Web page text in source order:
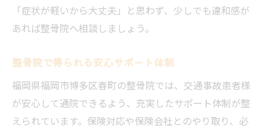
「症状が軽いから大丈夫」と思わず、少しでも違和感が
あれば整骨院へ相談しましょう。
整骨院で得られる安心サポート体制
福岡県福岡市博多区春町の整骨院では、交通事故患者様
が安心して通院できるよう、充実したサポート体制が整
えられています。保険対応や保険会社とのやり取り、必